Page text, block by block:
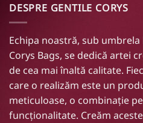
DESPRE GENTILE CORYS
Echipa noastră, sub
Corys Bags, se dedică artei
de cea mai înaltă calitate.
care o realizăm este un
meticuloase, o combinație
funcționalitate. Creăm